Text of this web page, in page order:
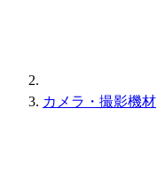
カメラ・撮影機材